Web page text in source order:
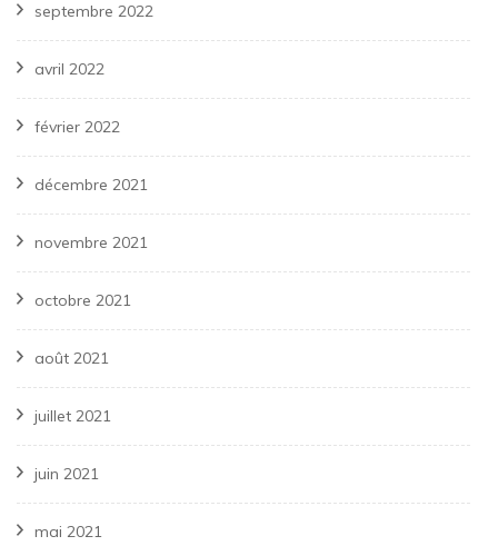
septembre 2022
avril 2022
février 2022
décembre 2021
novembre 2021
octobre 2021
août 2021
juillet 2021
juin 2021
mai 2021